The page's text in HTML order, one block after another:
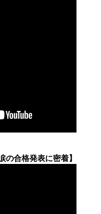
の合格発表に密着】